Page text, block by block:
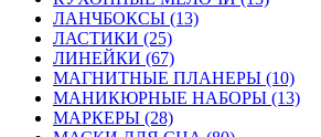
ЛАНЧБОКСЫ (13)
ЛАСТИКИ (25)
ЛИНЕЙКИ (67)
МАГНИТНЫЕ ПЛАНЕРЫ (10)
МАНИКЮРНЫЕ НАБОРЫ (13)
МАРКЕРЫ (28)